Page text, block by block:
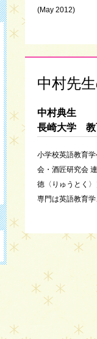
(May 2012)
中村先
中村典生
長崎大学 教
小学校英語教育
会・酒匠研究会
徳〈りゅうとく
専門は英語教育学